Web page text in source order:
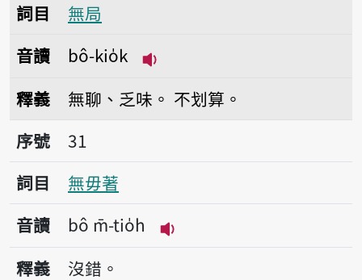
詞目
無局
音讀
bô-kio̍k
釋義 無聊、乏味。 不划算。
序號31無毋著
序號
31
詞目
無毋著
音讀
bô m̄-tio̍h
播放音讀bô m̄-tio̍h
釋義 沒錯。